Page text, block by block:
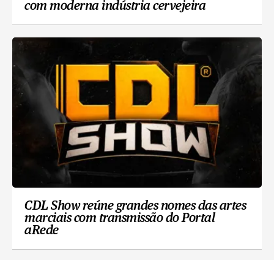
com moderna indústria cervejeira
CDL Show reúne grandes nomes das artes
marciais com transmissão do Portal
aRede